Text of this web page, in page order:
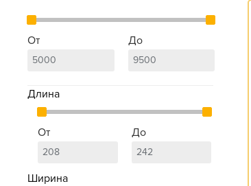
От До
Длина
От До
Ширина